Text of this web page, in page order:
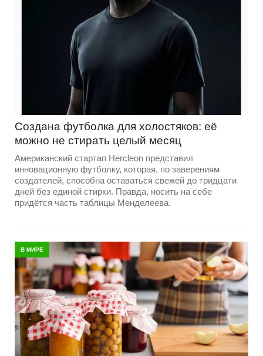
Создана футболка для холостяков: её
можно не стирать целый месяц
Американский стартап Hercleon представил
инновационную футболку, которая, по заверениям
создателей, способна оставаться свежей до тридцати
дней без единой стирки. Правда, носить на себе
придётся часть таблицы Менделеева.
В МИРЕ